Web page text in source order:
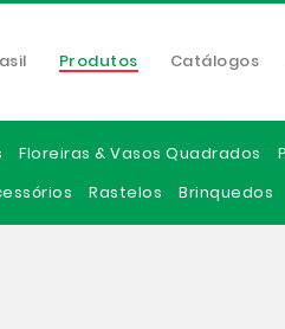
Produtos Catálogos
Floreiras & Vasos Quadrados
Rastelos Brinquedos